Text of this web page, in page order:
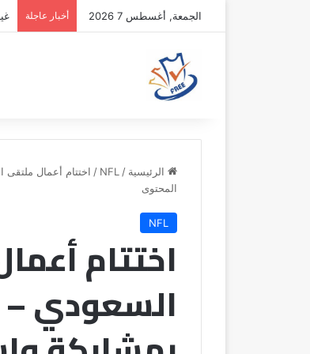
الجمعة, أغسطس 7 2026 أخبار عاجلة
الرئيسية /
NFL
/ اختتام أعمال
المحتوى
NFL
اختتام
السعودي –